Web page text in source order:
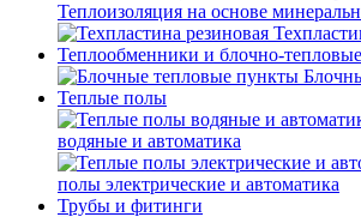
Теплоизоляция на основе
Теплообменники и блочно-
Теплые полы
водяные и автоматика
полы электрические и автоматика
Трубы и фитинги